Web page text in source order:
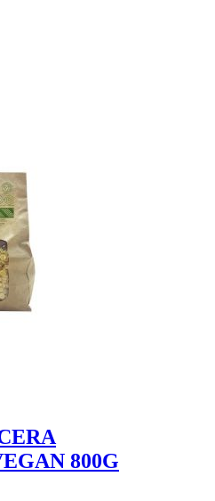
800G